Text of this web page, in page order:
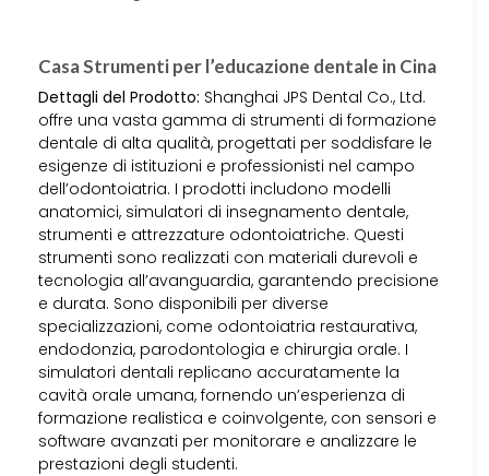
Casa Strumenti per l’educazione dentale in Cina
Dettagli del Prodotto: Shanghai JPS Dental Co., Ltd.
offre una vasta gamma di strumenti di formazione
dentale di alta qualità, progettati per soddisfare le
esigenze di istituzioni e professionisti nel campo
dell’odontoiatria. I prodotti includono modelli
anatomici, simulatori di insegnamento dentale,
strumenti e attrezzature odontoiatriche. Questi
strumenti sono realizzati con materiali durevoli e
tecnologia all’avanguardia, garantendo precisione
e durata. Sono disponibili per diverse
specializzazioni, come odontoiatria restaurativa,
endodonzia, parodontologia e chirurgia orale. I
simulatori dentali replicano accuratamente la
cavità orale umana, fornendo un’esperienza di
formazione realistica e coinvolgente, con sensori e
software avanzati per monitorare e analizzare le
prestazioni degli studenti.